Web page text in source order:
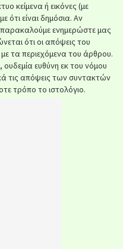
κείμενα ή εικόνες (με
ότι είναι δημόσια. Αν
ενημερώστε μας
ότι οι απόψεις του
τα περιεχόμενα του άρθρου.
ευθύνη εκ του νόμου
τις απόψεις των συντακτών
τρόπο το ιστολόγιο.